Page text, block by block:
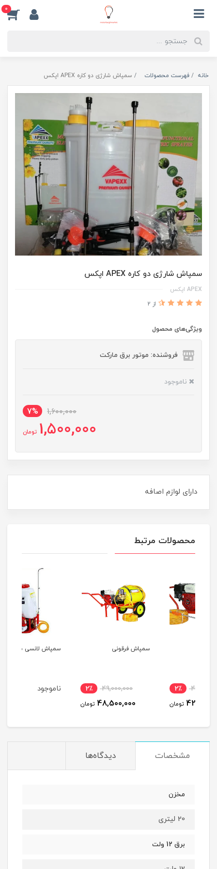
0
خانه فهرست محصولات سمپاش شارژی دو کاره APEX اپکس
سمپاش شارژی دو کاره APEX اپکس
APEX اپکس
از 2
ویژگی‌های محصول
فروشنده: موتور برق مارکت
ناموجود
1,600,000
7%
1,500,000 تومان
دارای لوازم اصافه
محصولات مرتبط
49,000,000 2٪
48,500,000 تومان
سمپاش لانسی موتوری FST
ناموجود
مشخصات دیدگاه‌ها
مخزن
20 لیتری
برق 12 ولت